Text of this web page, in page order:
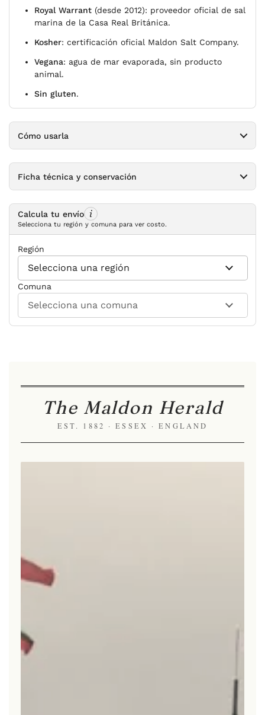
Royal Warrant(desde 2012): proveedor oficial de sal
marina de la Casa Real Británica.
Kosher: certificación oficial Maldon Salt Company.
Vegana: agua de mar evaporada, sin producto
animal.
Sin gluten.
Cómo usarla
Ficha técnica y conservación
Calcula tu envío
Selecciona tu región y comuna para ver costo.
Región
Comuna
The Maldon Herald
EST. 1882 · ESSEX · ENGLAND